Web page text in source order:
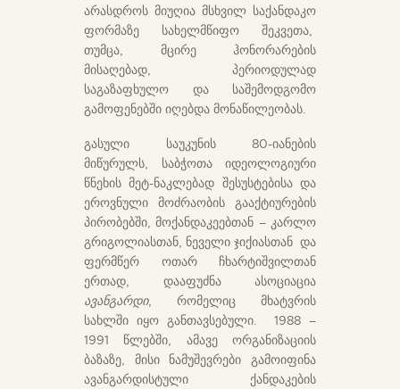
არასდროს მიუღია მსხვილ საქანდაკო
ფორმაზე სახელმწიფო შეკვეთა,
თუმცა, მცირე ჰონორარების
მისაღებად, პერიოდულად
საგაზაფხულო და საშემოდგომო
გამოფენებში იღებდა მონაწილეობას.
გასული საუკუნის 80-იანების
მიწურულს, საბჭოთა იდეოლოგიური
წნეხის მეტ-ნაკლებად შესუსტებისა და
ეროვნული მოძრაობის გააქტიურების
პირობებში, მოქანდაკეებთან – კარლო
გრიგოლიასთან, ნეველი ჯიქიასთან და
ფერმწერ ოთარ ჩხარტიშვილთან
ერთად, დააფუძნა ასოციაცია
ავანგარდი, რომელიც მხატვრის
სახლში იყო განთავსებული. 1988 –
1991 წლებში, ამავე ორგანიზაციის
ბაზაზე, მისი ნამუშევრები გამოიფინა
ავანგარდისტული ქანდაკების